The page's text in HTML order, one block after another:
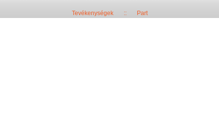
Tevékenységek:: Part